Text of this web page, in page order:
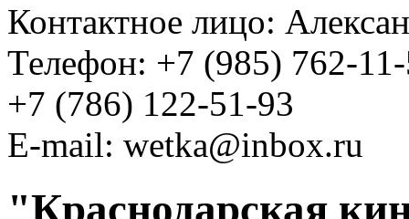
Контактное лицо:
Телефон: +7 (985) 762-
+7 (786) 122-51-93
E-mail: wetka@inbox.ru
"Краснодарская